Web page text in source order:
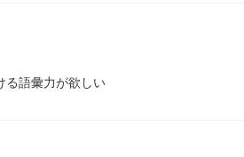
る語彙力が欲しい